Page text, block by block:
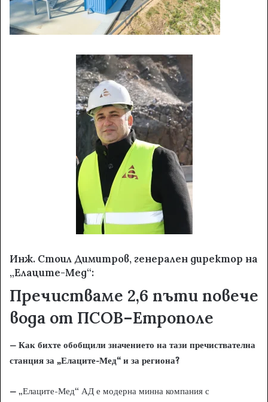
Инж. Стоил Димитров, генерален директор на
„Елаците-Мед“:
Пречистваме 2,6 пъти повече
вода от ПСОВ–Етрополе
– Как бихте обобщили значението на тази пречиствателна
станция за „Елаците-Мед“ и за региона?
– „Елаците-Мед“ АД е модерна минна компания с